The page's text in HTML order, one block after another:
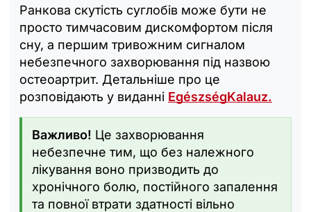
Ранкова скутість суглобів може бути не
просто тимчасовим дискомфортом після
сну, а першим тривожним сигналом
небезпечного захворювання під назвою
остеоартрит. Детальніше про це
розповідають у виданні EgészségKalauz.
Важливо! Це захворювання
небезпечне тим, що без належного
лікування воно призводить до
хронічного болю, постійного запалення
та повної втрати здатності вільно